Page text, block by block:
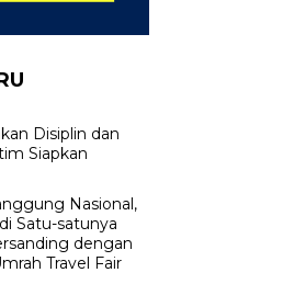
Disiplin dan
Siapkan
Nasional,
Satu-satunya
dengan
Travel Fair